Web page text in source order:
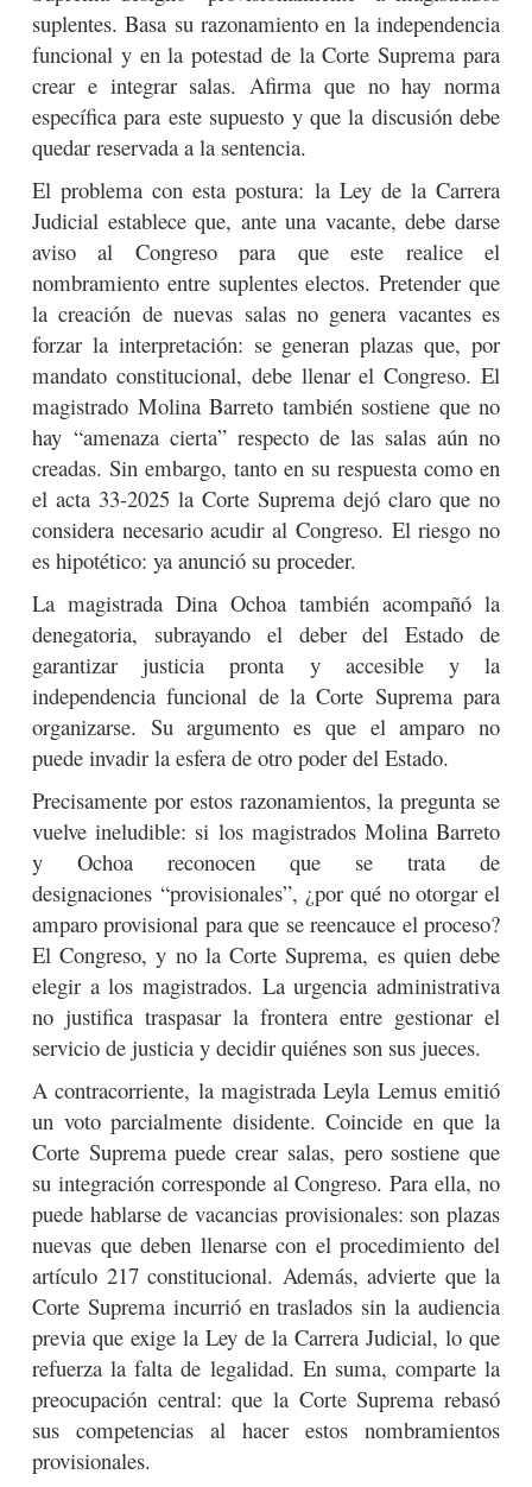
suplentes. Basa su razonamiento en la independencia
funcional y en la potestad de la Corte Suprema para
crear e integrar salas. Afirma que no hay norma
específica para este supuesto y que la discusión debe
quedar reservada a la sentencia.
El problema con esta postura: la Ley de la Carrera
Judicial establece que, ante una vacante, debe darse
aviso al Congreso para que este realice el
nombramiento entre suplentes electos. Pretender que
la creación de nuevas salas no genera vacantes es
forzar la interpretación: se generan plazas que, por
mandato constitucional, debe llenar el Congreso. El
magistrado Molina Barreto también sostiene que no
hay “amenaza cierta” respecto de las salas aún no
creadas. Sin embargo, tanto en su respuesta como en
el acta 33-2025 la Corte Suprema dejó claro que no
considera necesario acudir al Congreso. El riesgo no
es hipotético: ya anunció su proceder.
La magistrada Dina Ochoa también acompañó la
denegatoria, subrayando el deber del Estado de
garantizar justicia pronta y accesible y la
independencia funcional de la Corte Suprema para
organizarse. Su argumento es que el amparo no
puede invadir la esfera de otro poder del Estado.
Precisamente por estos razonamientos, la pregunta se
vuelve ineludible: si los magistrados Molina Barreto
y Ochoa reconocen que se trata de
designaciones “provisionales”, ¿por qué no otorgar el
amparo provisional para que se reencauce el proceso?
El Congreso, y no la Corte Suprema, es quien debe
elegir a los magistrados. La urgencia administrativa
no justifica traspasar la frontera entre gestionar el
servicio de justicia y decidir quiénes son sus jueces.
A contracorriente, la magistrada Leyla Lemus emitió
un voto parcialmente disidente. Coincide en que la
Corte Suprema puede crear salas, pero sostiene que
su integración corresponde al Congreso. Para ella, no
puede hablarse de vacancias provisionales: son plazas
nuevas que deben llenarse con el procedimiento del
artículo 217 constitucional. Además, advierte que la
Corte Suprema incurrió en traslados sin la audiencia
previa que exige la Ley de la Carrera Judicial, lo que
refuerza la falta de legalidad. En suma, comparte la
preocupación central: que la Corte Suprema rebasó
sus competencias al hacer estos nombramientos
provisionales.